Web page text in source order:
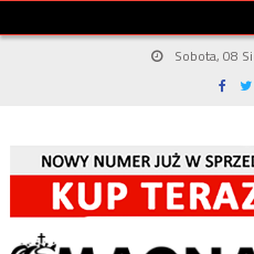
Sobota, 08